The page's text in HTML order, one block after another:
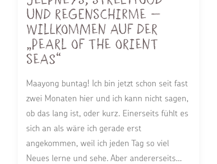
und Regenschirme —
Willkommen auf der
„Pearl of the orient
seas“
Maayong buntag! Ich bin jetzt schon seit fast
zwei Monaten hier und ich kann nicht sagen,
ob das lang ist, oder kurz. Einerseits fühlt es
sich an als wäre ich gerade erst
angekommen, weil ich jeden Tag so viel
Neues lerne und sehe. Aber andererseits…